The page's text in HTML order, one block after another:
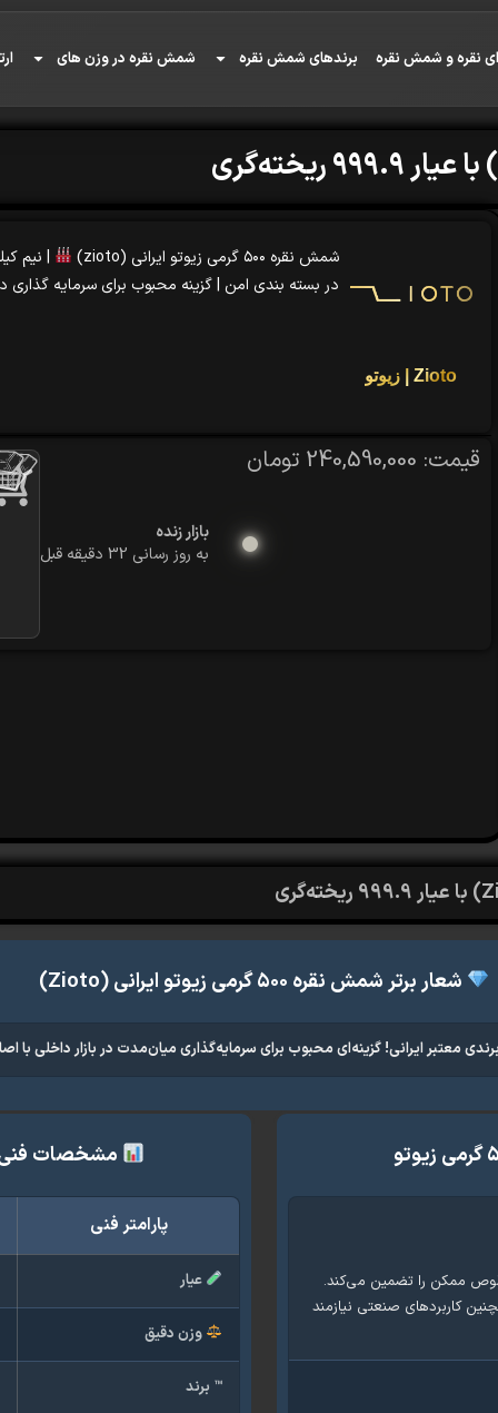
نقره و شمش نقره برندهای شمش نقره شمش نقره در وزن های
Zioto | زیوتو
شمش نقره ۵۰۰ گرمی زیوتو ایرانی (zioto)
| نیم
در بسته بندی امن | گزینه محبوب برای سرمایه گذاری
قیمت: 240,590,000 تومان
بازار زنده
به روز رسانی 32 دقیقه قبل
_____________________________________________
شعار برتر شمش نقره ۵۰۰ گرمی زیوتو ایرانی (Zioto)
استاندارد خلوص ممکن را تضمین می‌کند.
کاربردهای صنعتی نیازمند
مشخصات فنی و
پارامتر فنی
عیار
وزن دقیق
™️ برند